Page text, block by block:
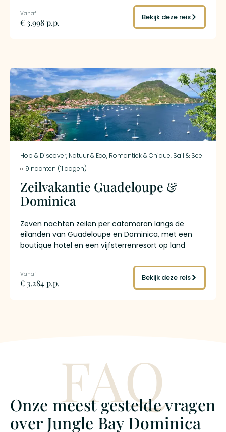
met de levendige cultuur en de prachtige stranden
van Sint Maarten.
€ 3.998 p.p.
Bekijk deze reis
Hop & Discover, Natuur & Eco, Romantiek & Chique, Sail & See
9 nachten (11 dagen)
Zeilvakantie Guadeloupe &
Dominica
Zeven nachten zeilen per catamaran langs de
eilanden van Guadeloupe en Dominica, met een
boutique hotel en een vijfsterrenresort op land
rumdistilleerderijen van Marie-Galante, door het
onderwaterreservaat van Jacques Cousteau en
naar de autovrije eilanden van Les Saintes. Een
€ 3.284 p.p.
Bekijk deze reis
Onze meest gestelde vragen
over Jungle Bay Dominica
FAQ